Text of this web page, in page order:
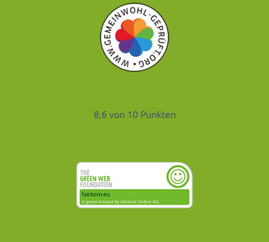
8,6 von 10 Punkten